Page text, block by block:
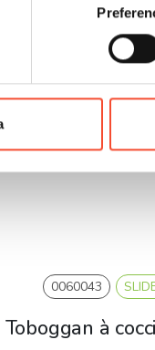
0060043
Toboggan à